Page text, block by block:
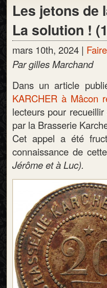
Les jetons de
La solution !
mars 10th, 2024 |
Par gilles Marchand
Dans un article
KARCHER à Mâcon
lecteurs pour
par la Brasserie
Cet appel a été
connaissance de
Jérôme et à Luc).